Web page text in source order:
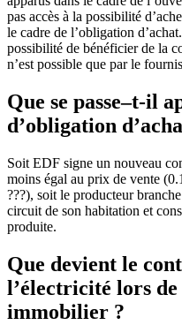
pas accès à la possibilité
le cadre de l’obligation
possibilité de bénéficier de la
n’est possible que par le
Que se passe–t-il
d’obligation
Soit EDF signe un nouveau
moins égal au prix de vente
???), soit le producteur
circuit de son habitation et
produite.
Que devient le
l’électricité lors
immobilier ?